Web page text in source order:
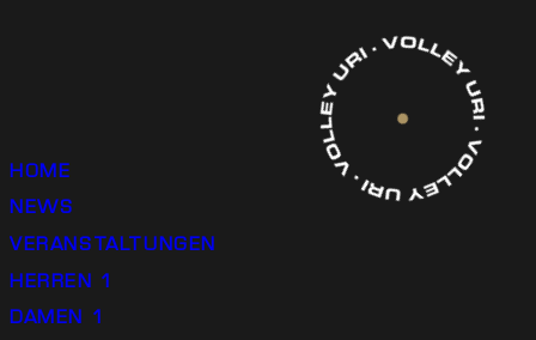
HOME
NEWS
VERANSTALTUNGEN
HERREN 1
DAMEN 1